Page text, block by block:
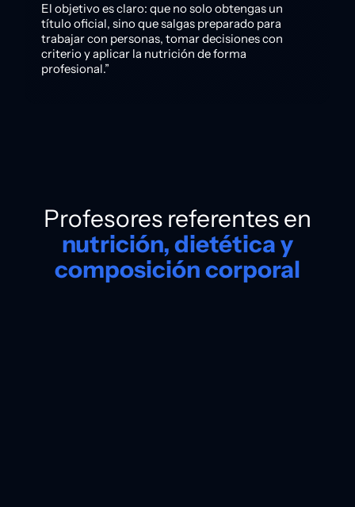
El objetivo es claro: que no solo obtengas un
título oficial, sino que salgas preparado para
trabajar con personas, tomar decisiones con
criterio y aplicar la nutrición de forma
profesional.”
Profesores referentes en
nutrición, dietética y
composición corporal